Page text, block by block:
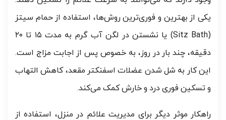
یکی از بهترین و فوری‌ترین روش‌ها، استفاده از حمام سیتز
(Sitz Bath) یا نشستن در لگن آب گرم به مدت ۱۵ تا ۲۰
دقیقه، چند بار در روز، به خصوص پس از اجابت مزاج است.
این کار به شل شدن عضلات اسفنکتر مقعد، کاهش التهاب
و تسکین فوری درد و خارش کمک می‌کند.
راهکار موثر دیگر برای مدیریت علائم در منزل، استفاده از